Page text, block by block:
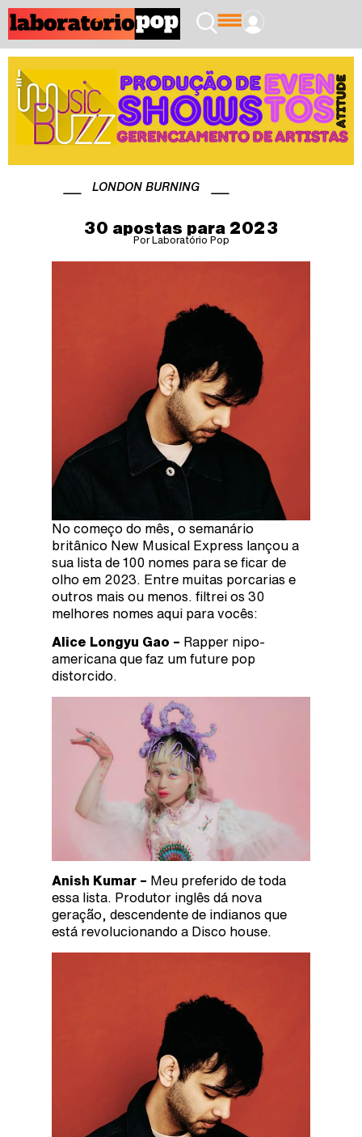
LONDON BURNING
30 apostas para 2023
Por Laboratório Pop
No começo do mês, o semanário
britânico New Musical Express lançou a
sua lista de 100 nomes para se ficar de
olho em 2023. Entre muitas porcarias e
outros mais ou menos. filtrei os 30
melhores nomes aqui para vocês:
Alice Longyu Gao – Rapper nipo-
americana que faz um future pop
distorcido.
Anish Kumar – Meu preferido de toda
essa lista. Produtor inglês dá nova
geração, descendente de indianos que
está revolucionando a Disco house.